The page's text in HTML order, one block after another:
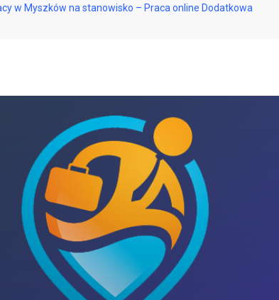
w Myszków na stanowisko – Praca online Dodatkowa